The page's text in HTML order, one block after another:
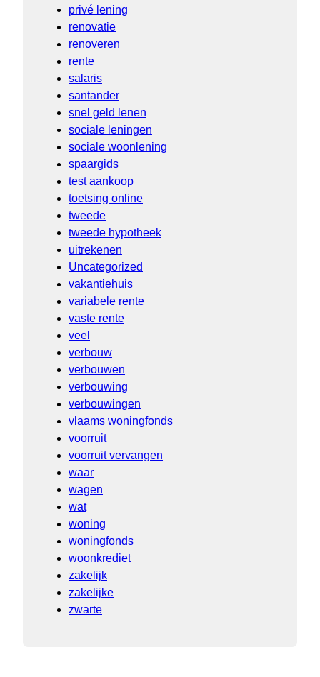
privé lening
renovatie
renoveren
rente
salaris
santander
snel geld lenen
sociale leningen
sociale woonlening
spaargids
test aankoop
toetsing online
tweede
tweede hypotheek
uitrekenen
Uncategorized
vakantiehuis
variabele rente
vaste rente
veel
verbouw
verbouwen
verbouwing
verbouwingen
vlaams woningfonds
voorruit
voorruit vervangen
waar
wagen
wat
woning
woningfonds
woonkrediet
zakelijk
zakelijke
zwarte